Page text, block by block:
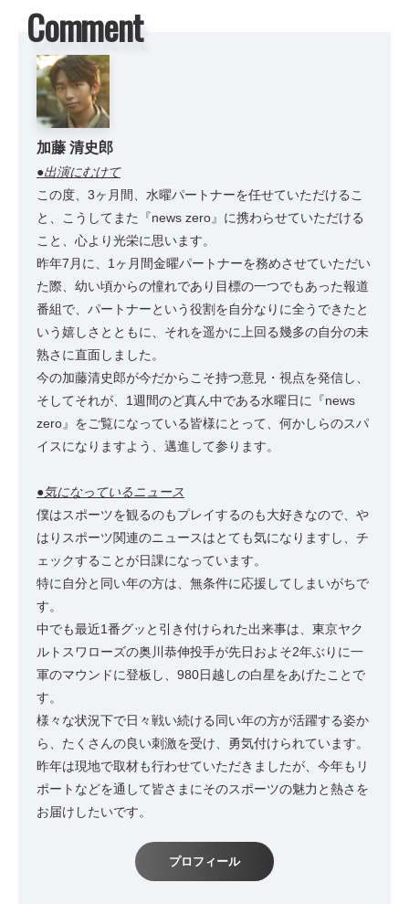
Comment
加藤 清史郎
●出演にむけて
この度、3ヶ月間、水曜パートナーを任せていただけるこ
と、こうしてまた『news zero』に携わらせていただける
こと、心より光栄に思います。
昨年7月に、1ヶ月間金曜パートナーを務めさせていただい
た際、幼い頃からの憧れであり目標の一つでもあった報道
番組で、パートナーという役割を自分なりに全うできたと
いう嬉しさとともに、それを遥かに上回る幾多の自分の未
熟さに直面しました。
今の加藤清史郎が今だからこそ持つ意見・視点を発信し、
そしてそれが、1週間のど真ん中である水曜日に『news
zero』をご覧になっている皆様にとって、何かしらのスパ
イスになりますよう、邁進して参ります。
●気になっているニュース
僕はスポーツを観るのもプレイするのも大好きなので、や
はりスポーツ関連のニュースはとても気になりますし、チ
ェックすることが日課になっています。
特に自分と同い年の方は、無条件に応援してしまいがちで
す。
中でも最近1番グッと引き付けられた出来事は、東京ヤク
ルトスワローズの奥川恭伸投手が先日およそ2年ぶりに一
軍のマウンドに登板し、980日越しの白星をあげたことで
す。
様々な状況下で日々戦い続ける同い年の方が活躍する姿か
ら、たくさんの良い刺激を受け、勇気付けられています。
昨年は現地で取材も行わせていただきましたが、今年もリ
ポートなどを通して皆さまにそのスポーツの魅力と熱さを
お届けしたいです。
プロフィール